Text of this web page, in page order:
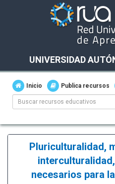
UNIVERSIDAD
Inicio Publica recursos
Pluriculturalidad,
necesarios para